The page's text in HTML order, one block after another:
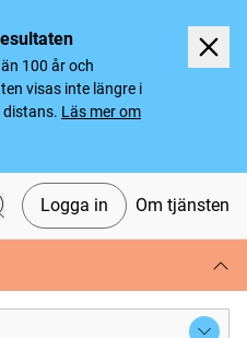
100 år och
visas inte längre i
distans. Läs mer om
Logga in Om tjänsten